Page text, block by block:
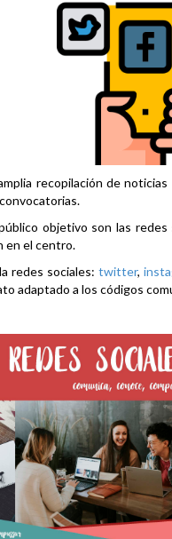
recopilación de
objetivo son las
en el centro.
redes sociales: twitter,
adaptado a los códigos